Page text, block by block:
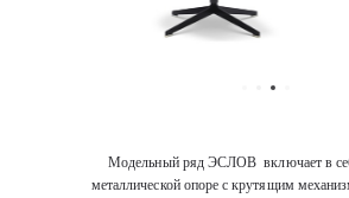
Модельный ряд ЭСЛОВ включает в
металлической опоре с крутящим